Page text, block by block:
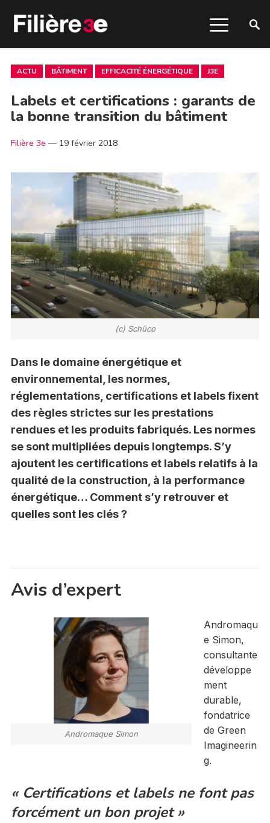
ACTU BÂTIMENT EFFICACITÉ ÉNERGÉTIQUE J3E
Labels et certifications : garants de
la bonne transition du bâtiment
Filière 3e — 19 février 2018
(c) Schüco
Dans le domaine énergétique et
environnemental, les normes,
réglementations, certifications et labels fixent
des règles strictes sur les prestations
rendues et les produits fabriqués. Les normes
se sont multipliées depuis longtemps. S’y
ajoutent les certifications et labels relatifs à la
qualité de la construction, à la performance
énergétique… Comment s’y retrouver et
quelles sont les clés ?
Avis d’expert
Andromaque Simon
Andromaqu
e Simon,
consultante
développe
ment
durable,
fondatrice
de Green
Imagineerin
g.
« Certifications et labels ne font pas
forcément un bon projet »